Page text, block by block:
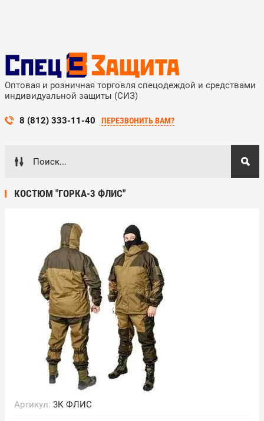
Оптовая и розничная торговля спецодеждой и средствами
индивидуальной защиты (СИЗ)
8 (812) 333-11-40 ПЕРЕЗВОНИТЬ ВАМ?
КОСТЮМ "ГОРКА-3 ФЛИС"
Артикул: 3К ФЛИС